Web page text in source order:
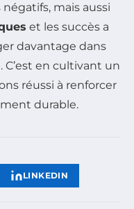
mais aussi
et les succès a
davantage dans
en cultivant un
réussi à renforcer
durable.
LINKEDIN